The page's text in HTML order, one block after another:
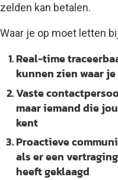
zelden kan betalen.
Waar je op moet letten
Real-time
kunnen zien waar
Vaste
maar iemand die
kent
Proactieve
als er een
heeft geklaagd